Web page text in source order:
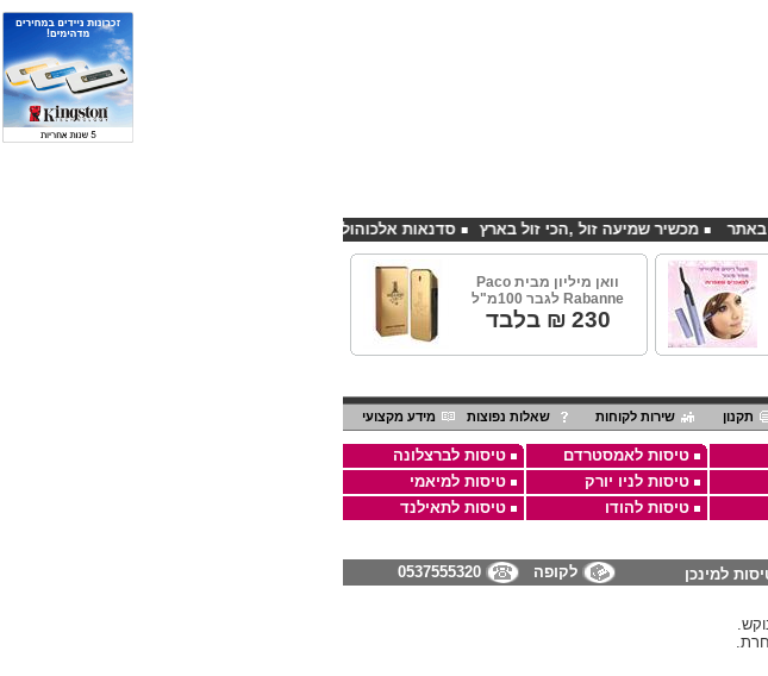
סדנאות אלכוהול - ערב גיבוש לחברות מכשיר שמיעה זול ,הכי זול בארץ
וואן מיליון מבית Paco
Rabanne לגבר 100מ"ל
230 ₪ בלבד
תקנון שירות לקוחות שאלות נפוצות מידע מקצועי
טיסות לאמסטרדם
טיסות לברצלונה
טיסות לניו יורק
טיסות למיאמי
טיסות להודו
טיסות לתאילנד
למינכן לקופה 0537555320